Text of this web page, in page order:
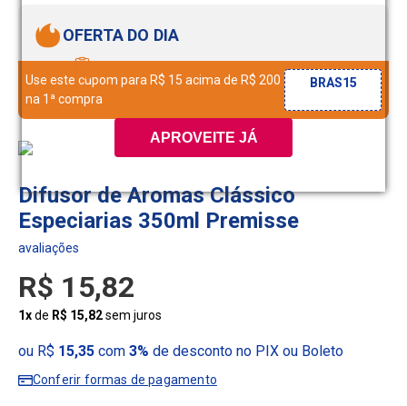
APROVEITE JÁ
OFERTA DO DIA
Use este cupom para R$ 15 acima de R$ 200
na 1ª compra
BRAS15
Difusor de Aromas Clássico
Especiarias 350ml Premisse
R$ 15,82
1xde R$ 15,82sem juros
ou R$ 15,35com 3% de desconto no PIX ou Boleto
Conferir formas de pagamento